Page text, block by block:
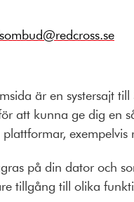
är en systersajt
att kunna ge dig en
exempelvis
på din dator och
tillgång till olika